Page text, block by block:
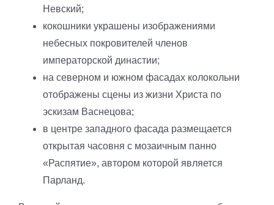
Невский;
кокошники украшены изображениями
небесных покровителей членов
императорской династии;
на северном и южном фасадах колокольни
отображены сцены из жизни Христа по
эскизам Васнецова;
в центре западного фасада размещается
открытая часовня с мозаичным панно
«Распятие», автором которой является
Парланд.